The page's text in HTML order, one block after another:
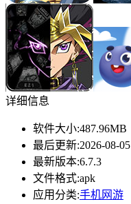
详细信息
软件大小:487.96MB
最后更新:2026-08-05
最新版本:6.7.3
文件格式:apk
应用分类:手机网游